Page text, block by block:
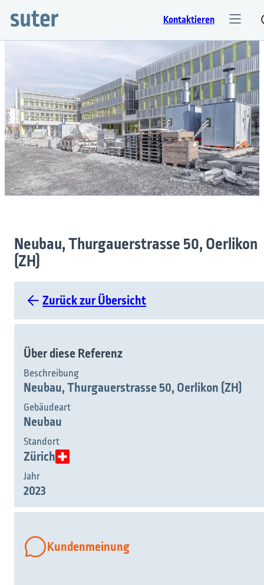
Kontaktieren
Neubau, Thurgauerstrasse 50, Oerlikon
(ZH)
Zurück zur Übersicht
Über diese Referenz
Beschreibung
Neubau, Thurgauerstrasse 50, Oerlikon (ZH)
Gebäudeart
Neubau
Standort
Zürich
Jahr
2023
Kundenmeinung